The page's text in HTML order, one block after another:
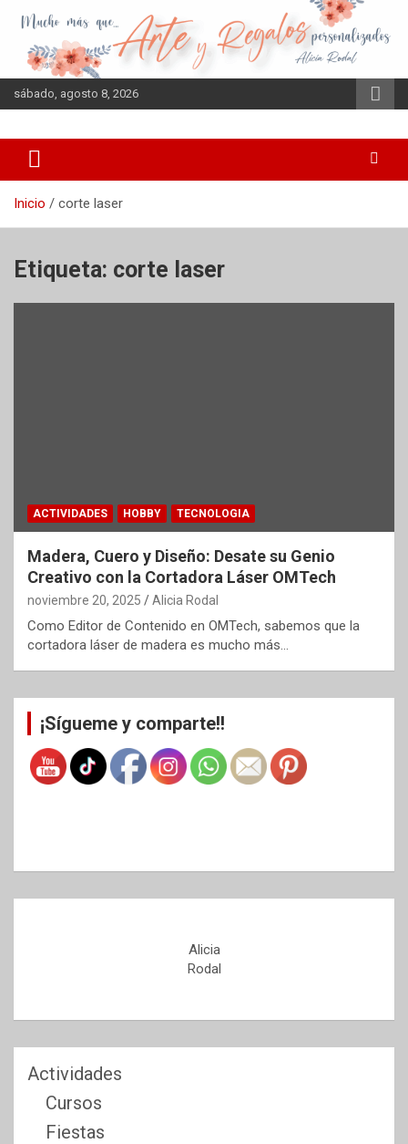
contenido
sábado, agosto 8, 2026
Inicio corte laser
Etiqueta: corte laser
ACTIVIDADES HOBBY TECNOLOGIA
Madera, Cuero y Diseño: Desate su Genio
Creativo con la Cortadora Láser OMTech
noviembre 20, 2025 Alicia Rodal
Como Editor de Contenido en OMTech, sabemos que la
cortadora láser de madera es mucho más…
¡Sígueme y comparte!!
Alicia
Rodal
Actividades
Cursos
Fiestas